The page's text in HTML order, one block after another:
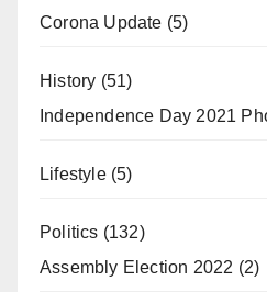
Corona Update (5)
History (51)
Independence Day 2021
Lifestyle(5)
Politics (132)
Assembly Election 2022 (2)